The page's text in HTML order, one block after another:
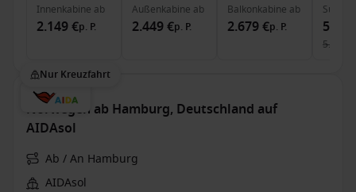
Innenkabine ab
2.149 €p. P.
Außenkabine ab
2.449 €p. P.
Balkonkabine ab
2.679 €p. P.
Suite
5.673 €
Nur Kreuzfahrt
Norwegen ab Hamburg, Deutschland auf
AIDAsol
Ab / An Hamburg
AIDAsol